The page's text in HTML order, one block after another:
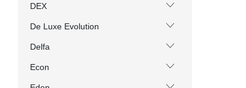
DEX
De Luxe Evolution
Delfa
Econ